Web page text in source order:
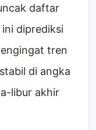
daftar
diprediksi
tren
di angka
libur akhir